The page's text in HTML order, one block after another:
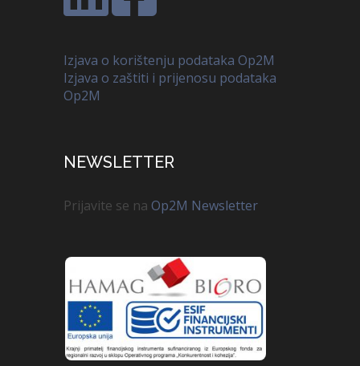
Izjava o korištenju podataka Op2M
Izjava o zaštiti i prijenosu podataka
Op2M
NEWSLETTER
Prijavite se na Op2M Newsletter